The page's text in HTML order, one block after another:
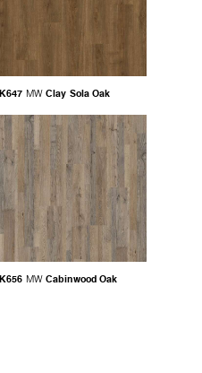
K647 MW Clay Sola Oak
K656 MW Cabinwood Oak